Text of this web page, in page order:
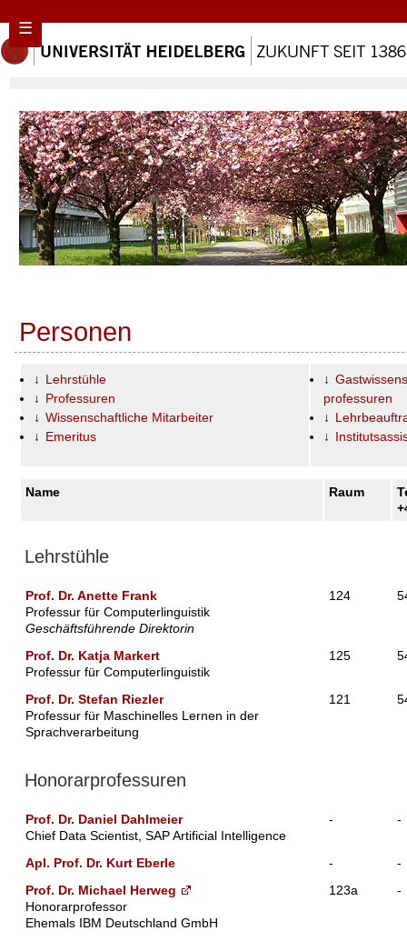
Personen
Lehrstühle
Professuren
Wissenschaftliche Mitarbeiter
Emeritus
professuren
Name Raum
Lehrstühle
Prof. Dr. Anette Frank
Professur für Computerlinguistik
Geschäftsführende Direktorin
124
Prof. Dr. Katja Markert
Professur für Computerlinguistik
125
Prof. Dr. Stefan Riezler
Professur für Maschinelles Lernen in der
Sprachverarbeitung
121
Honorarprofessuren
Prof. Dr. Daniel Dahlmeier
Chief Data Scientist, SAP Artificial Intelligence
- -
Apl. Prof. Dr. Kurt Eberle -
-
Prof. Dr. Michael Herweg
Honorarprofessor
Ehemals IBM Deutschland GmbH
123a -
☰